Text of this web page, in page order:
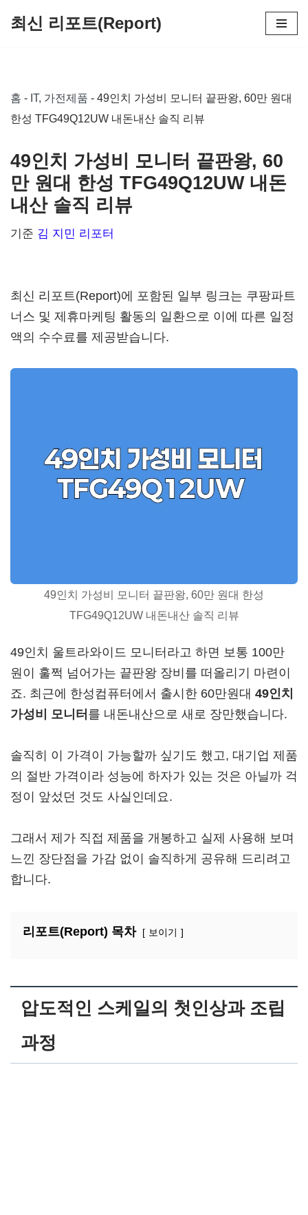
로
건
뛰
기
최신 리포트(Report)
홈 - IT, 가전제품 - 49인치 가성비 모니터 끝판왕, 60만 원대
한성 TFG49Q12UW 내돈내산 솔직 리뷰
49인치 가성비 모니터 끝판왕, 60
만 원대 한성 TFG49Q12UW 내돈
내산 솔직 리뷰
기준 김 지민 리포터
최신 리포트(Report)에 포함된 일부 링크는 쿠팡파트
너스 및 제휴마케팅 활동의 일환으로 이에 따른 일정
액의 수수료를 제공받습니다.
49인치 가성비 모니터 끝판왕, 60만 원대 한성
TFG49Q12UW 내돈내산 솔직 리뷰
49인치 울트라와이드 모니터라고 하면 보통 100만
원이 훌쩍 넘어가는 끝판왕 장비를 떠올리기 마련이
죠. 최근에 한성컴퓨터에서 출시한 60만원대 49인치
가성비 모니터 를 내돈내산으로 새로 장만했습니다.
솔직히 이 가격이 가능할까 싶기도 했고, 대기업 제품
의 절반 가격이라 성능에 하자가 있는 것은 아닐까 걱
정이 앞섰던 것도 사실인데요.
그래서 제가 직접 제품을 개봉하고 실제 사용해 보며
느낀 장단점을 가감 없이 솔직하게 공유해 드리려고
합니다.
리포트(Report) 목차 보이기
압도적인 스케일의 첫인상과 조립
과정